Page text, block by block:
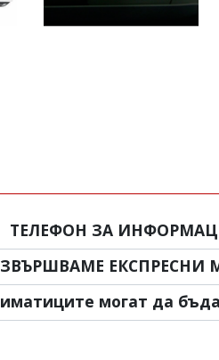
ТЕЛЕФОН ЗА
ЕКСПРЕСНИ
могат да